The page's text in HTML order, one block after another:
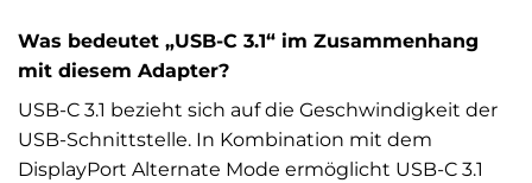
Was bedeutet „USB-C 3.1“ im Zusammenhang
mit diesem Adapter?
USB-C 3.1 bezieht sich auf die Geschwindigkeit der
USB-Schnittstelle. In Kombination mit dem
DisplayPort Alternate Mode ermöglicht USB-C 3.1